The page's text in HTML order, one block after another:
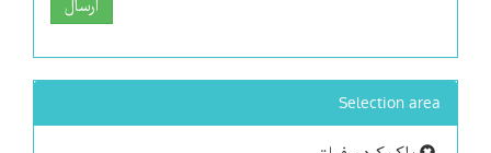
ارسال
Selection area